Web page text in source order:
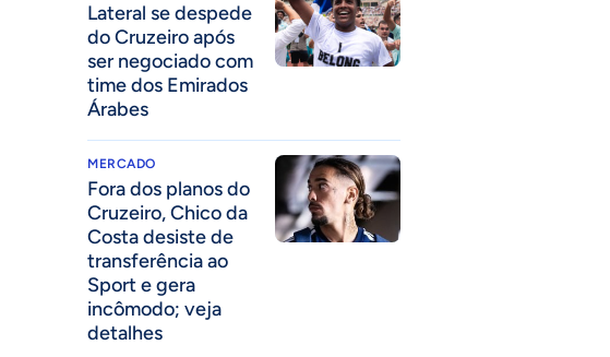
Lateral se despede
do Cruzeiro após
ser negociado com
time dos Emirados
Árabes
MERCADO
Fora dos planos do
Cruzeiro, Chico da
Costa desiste de
transferência ao
Sport e gera
incômodo; veja
detalhes